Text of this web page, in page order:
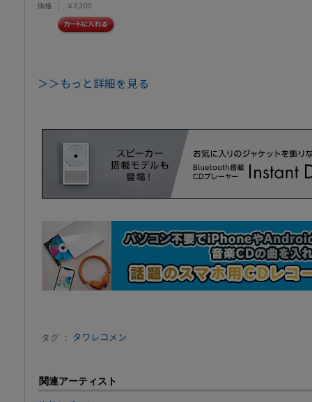
価格
￥3,300
＞＞もっと詳細を見る
タグ ： タワレコメン
関連アーティスト